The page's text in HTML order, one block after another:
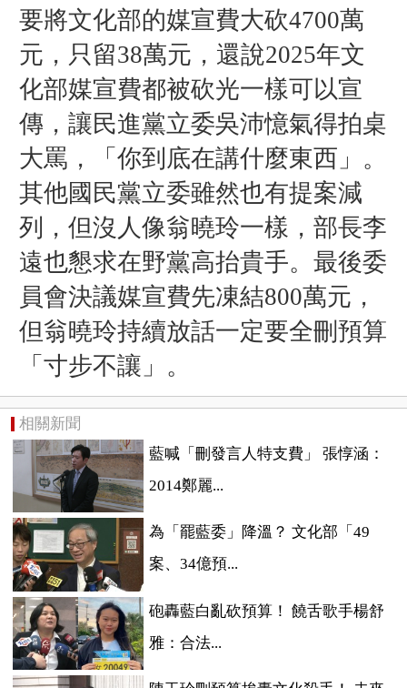
要將文化部的媒宣費大砍4700萬
元，只留38萬元，還說2025年文
化部媒宣費都被砍光一樣可以宣
傳，讓民進黨立委吳沛憶氣得拍桌
大罵，「你到底在講什麼東西」。
其他國民黨立委雖然也有提案減
列，但沒人像翁曉玲一樣，部長李
遠也懇求在野黨高抬貴手。最後委
員會決議媒宣費先凍結800萬元，
但翁曉玲持續放話一定要全刪預算
「寸步不讓」。
相關新聞
藍喊「刪發言人特支費」 張惇涵：
2014鄭麗...
為「罷藍委」降溫？ 文化部「49
案、34億預...
砲轟藍白亂砍預算！ 饒舌歌手楊舒
雅：合法...